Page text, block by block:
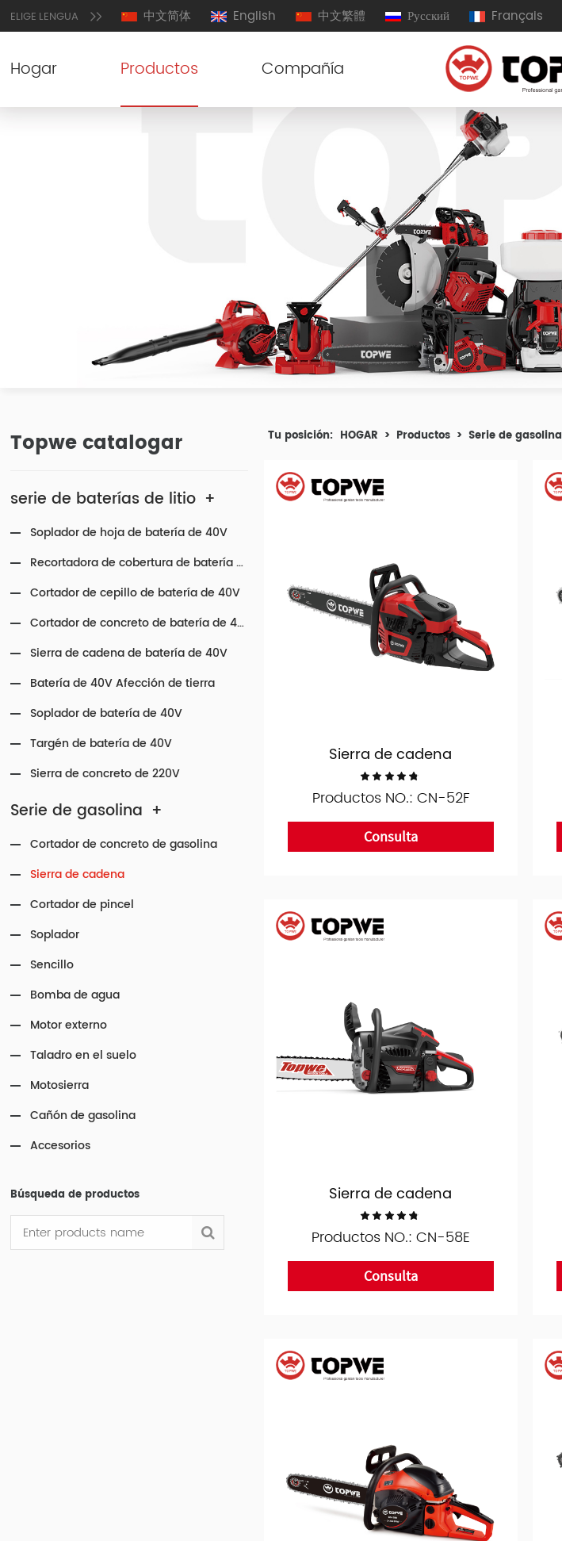
ELIGE LENGUA 中文简体 English 中文繁體 Русский Français
Hogar Productos Compañía
Topwe catalogar
serie de baterías de litio +
Soplador de hoja de batería de 40V
Recortadora de cobertura de batería de 40V
Cortador de cepillo de batería de 40V
Cortador de concreto de batería de 40V
Sierra de cadena de batería de 40V
Batería de 40V Afección de tierra
Soplador de batería de 40V
Targén de batería de 40V
Sierra de concreto de 220V
Serie de gasolina +
Cortador de concreto de gasolina
Sierra de cadena
Cortador de pincel
Soplador
Sencillo
Bomba de agua
Motor externo
Taladro en el suelo
Motosierra
Cañón de gasolina
Accesorios
Búsqueda de productos
Tu posición: HOGAR > Productos > Serie de gasolina
Sierra de cadena
Productos NO.: CN-52F
Consulta
Sierra de cadena
Productos NO.: CN-58E
Consulta